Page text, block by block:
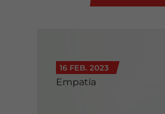
16 FEB. 2023
Empatía